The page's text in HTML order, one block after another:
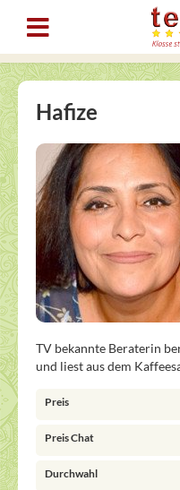
Hafize
TV bekannte Beraterin
und liest aus dem
Preis
Preis Chat
Durchwahl